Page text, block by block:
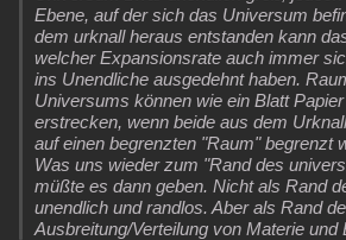
Ebene, auf der sich das Universum
dem urknall heraus entstanden kann
welcher Expansionsrate auch immer
ins Unendliche ausgedehnt haben.
Universums können wie ein Blatt
erstrecken, wenn beide aus dem
auf einen begrenzten "Raum" begrenzt
Was uns wieder zum "Rand des
müßte es dann geben. Nicht als Rand
unendlich und randlos. Aber als Rand
Ausbreitung/Verteilung von Materie und